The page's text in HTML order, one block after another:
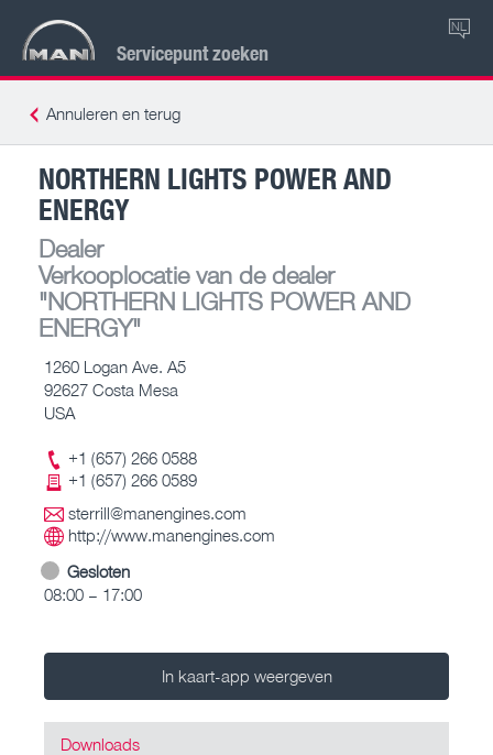
Servicepunt zoeken
NL
Annuleren en terug
NORTHERN LIGHTS POWER AND
ENERGY
Dealer
Verkooplocatie van de dealer
"NORTHERN LIGHTS POWER AND
ENERGY"
1260 Logan Ave. A5
92627 Costa Mesa
USA
+1 (657) 266 0588
+1 (657) 266 0589
sterrill@manengines.com
http://www.manengines.com
Gesloten
08:00 – 17:00
In kaart-app weergeven
Downloads